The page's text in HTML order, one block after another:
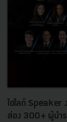
ไฮไลต์
ส่อง 300+ ผู้นำร